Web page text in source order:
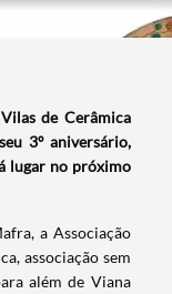
de Cerâmica
3º aniversário,
lugar no próximo
a Associação
associação sem
além de Viana